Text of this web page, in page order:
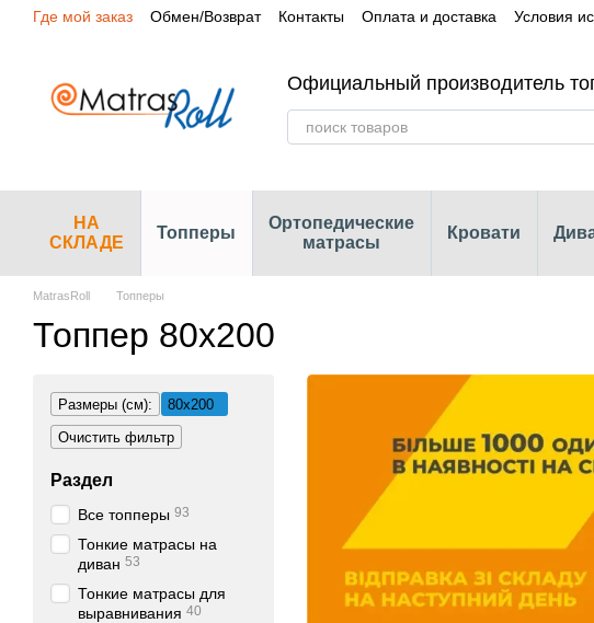
Перейти к основному контенту
Где мой заказ Обмен/Возврат Контакты Оплата и доставка Условия
Официальный производитель
НА
СКЛАДЕ
Топперы
Ортопедические
матрасы
Кровати
MatrasRoll Топперы
Топпер 80х200
Размеры (см):
80х200
Очистить фильтр
Раздел
Все топперы 93
Тонкие матрасы на
диван 53
Тонкие матрасы для
выравнивания 40